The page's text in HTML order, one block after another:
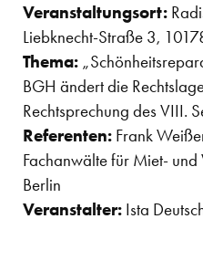
Veranstaltungsort:
Liebknecht-Straße 3,
Thema:
BGH ändert die
Rechtsprechung des VIII.
Referenten: Frank
Fachanwälte für Miet-
Berlin
Veranstalter: Ista